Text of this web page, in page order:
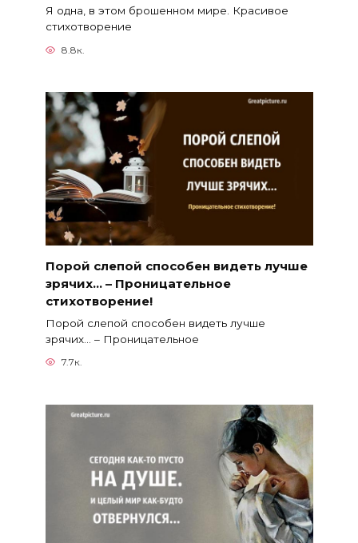
Я одна, в этом брошенном мире. Красивое
стихотворение
8.8к.
Порой слепой способен видеть лучше
зрячих… – Проницательное
стихотворение!
Порой слепой способен видеть лучше
зрячих… – Проницательное
7.7к.